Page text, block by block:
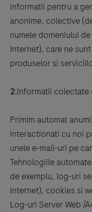
informatii pentru a
anonime, colective
numele domeniului
Internet), care ne
produselor si
2.Informatii colectate
Primim automat
interactionati cu noi
unele e-mail-uri pe
Tehnologiile
de exemplu, log-uri
Internet), cookies si
Log-uri Server Web /